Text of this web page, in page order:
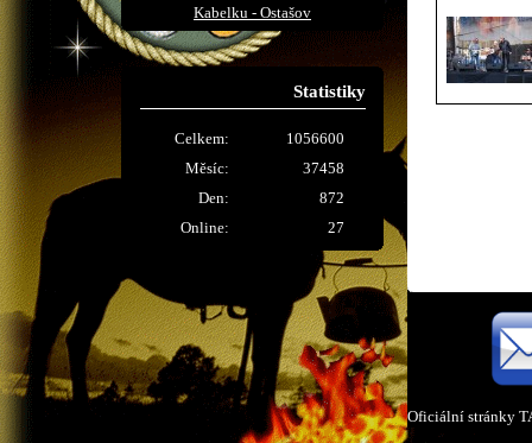
Kabelku - Ostašov
Statistiky
Online: 27
Celkem:
1056600
Měsíc:
37458
Den:
872
Oficiální stránky